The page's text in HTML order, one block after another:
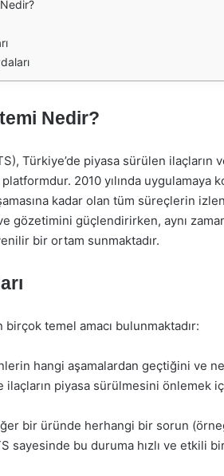
Nedir?
Türkiye’de piyasa sürülen ilaçların
2010 yılında uygulamaya
kadar olan tüm süreçlerin
ve gözetimini güçlendirirken, aynı
bir ortam sunmaktadır.
temel amacı bulunmaktadır:
hangi aşamalardan geçtiğini ve
piyasa sürülmesini önlemek
bir üründe herhangi bir sorun
sayesinde bu duruma hızlı ve etkili